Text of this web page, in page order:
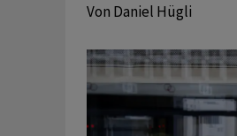
Von Daniel Hügli